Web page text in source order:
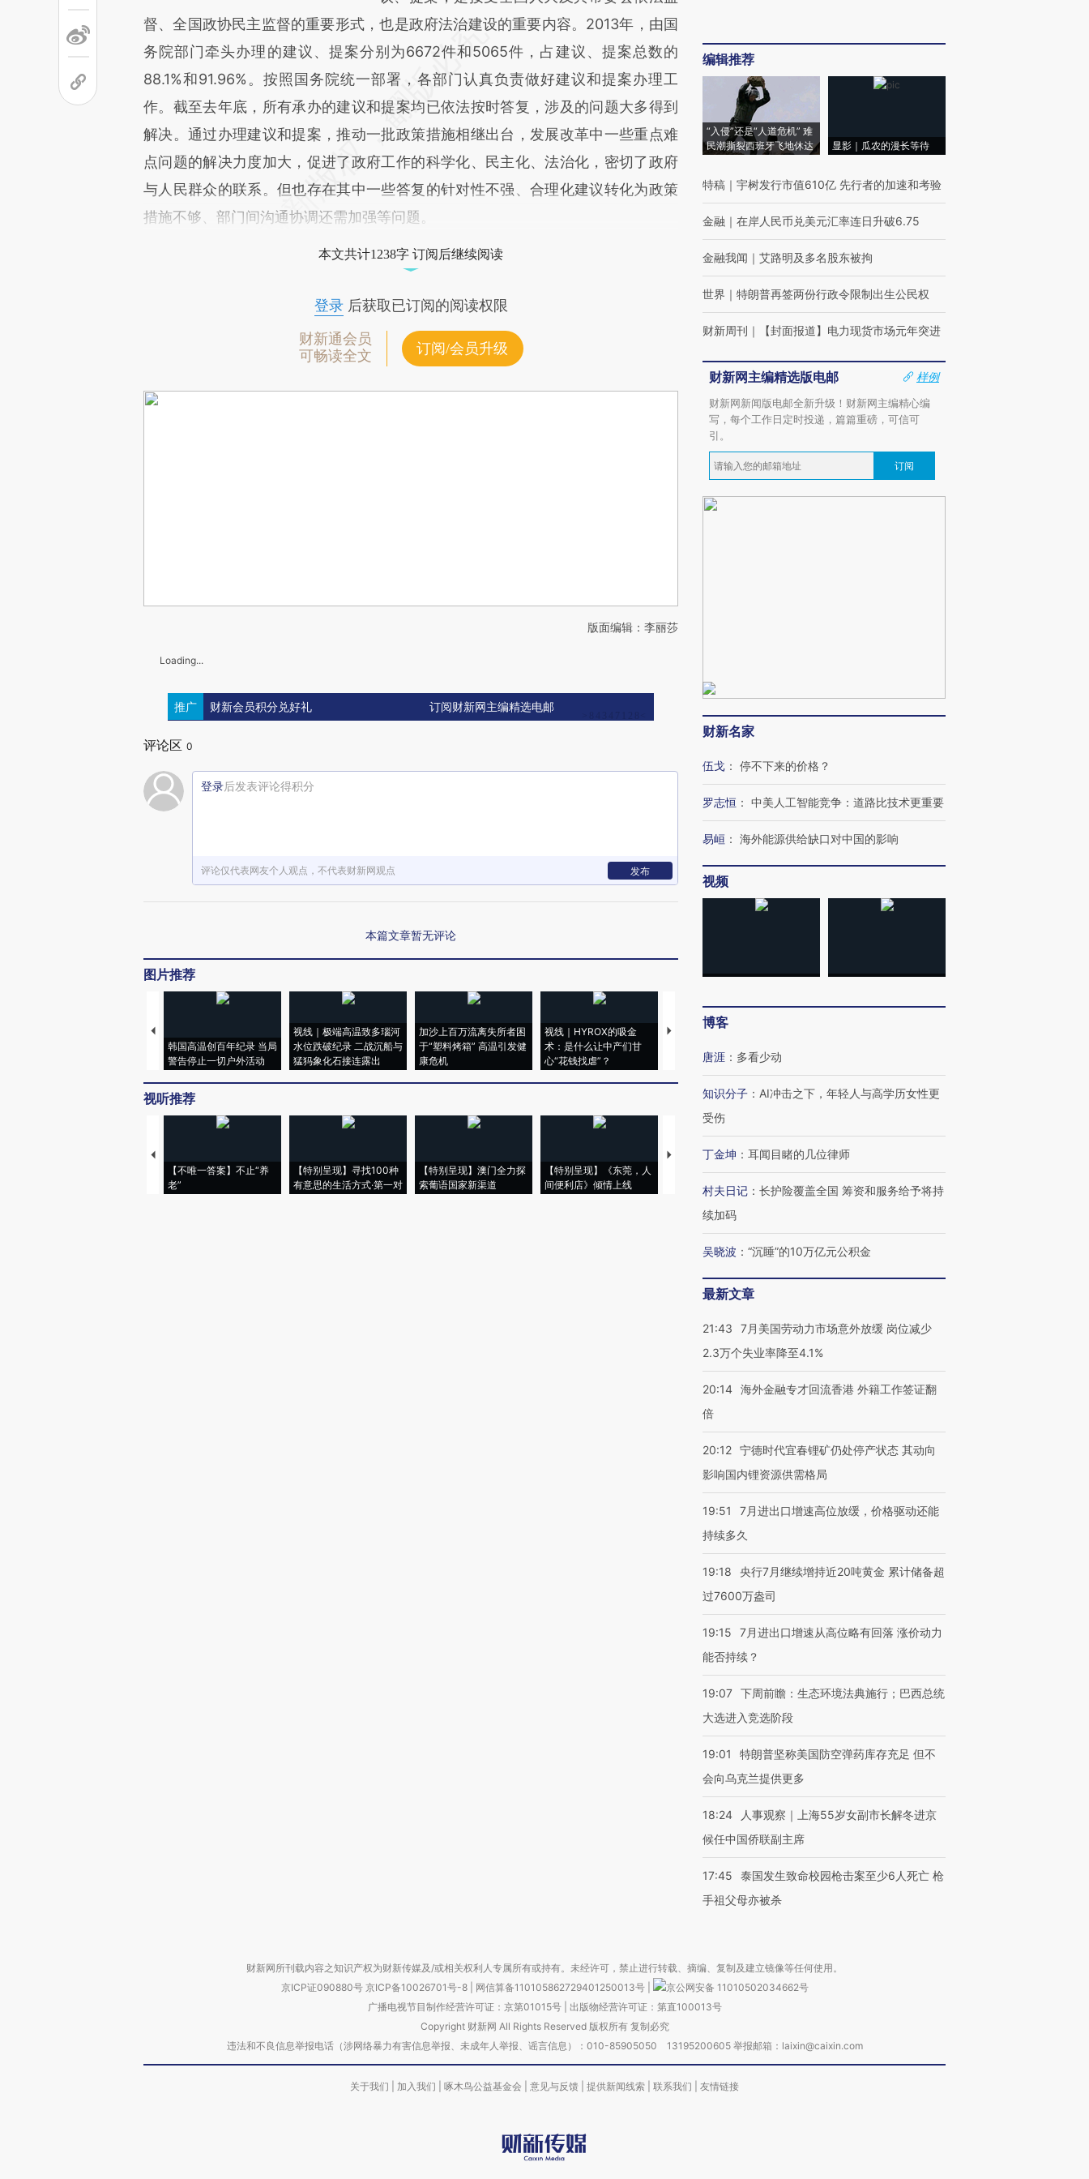
督、全国政协民主监督的重要形式，也是政府法治建设的重要内容。2013年，由国
务院部门牵头办理的建议、提案分别为6672件和5065件，占建议、提案总数的
88.1%和91.96%。按照国务院统一部署，各部门认真负责做好建议和提案办理工
作。截至去年底，所有承办的建议和提案均已依法按时答复，涉及的问题大多得到
解决。通过办理建议和提案，推动一批政策措施相继出台，发展改革中一些重点难
点问题的解决力度加大，促进了政府工作的科学化、民主化、法治化，密切了政府
与人民群众的联系。但也存在其中一些答复的针对性不强、合理化建议转化为政策
措施不够、部门间沟通协调还需加强等问题。
本文共计1238字 订阅后继续阅读
登录后获取已订阅的阅读权限
财新通会员
可畅读全文
订阅/会员升级
版面编辑：李丽莎
Loading...
推广 财新会员积分兑好礼 订阅财新网主编精选电邮
评论区 0
登录后发表评论得积分
评论仅代表网友个人观点，不代表财新网观点 发布
本篇文章暂无评论
图片推荐
韩国高温创百年纪录 当局
警告停止一切户外活动
视线｜极端高温致多瑙河
水位跌破纪录 二战沉船与
猛犸象化石接连露出
加沙上百万流离失所者困
于“塑料烤箱” 高温引发健
康危机
视线｜HYROX的吸金
术：是什么让中产们甘
心“花钱找虐”？
马航飞行员跨国走私7万
视听推荐
【不唯一答案】不止“养
老”
【特别呈现】寻找100种
有意思的生活方式·第一对
【特别呈现】澳门全力探
索葡语国家新渠道
【特别呈现】《东莞，人
间便利店》倾情上线
【推广】走进第四届链博
会，让数智科技“链”接产
【特别呈现】寻找100种
有意思的生活方式·第三对
CFO：不靠规模取胜，华
住三大增长引擎是什么？
编辑推荐
“入侵”还是“人道危机” 难
民潮撕裂西班牙飞地休达
显影｜瓜农的漫长等待
特稿 ｜ 宇树发行市值610亿 先行者的加速和考验
金融 ｜ 在岸人民币兑美元汇率连日升破6.75
金融我闻 ｜ 艾路明及多名股东被拘
世界 ｜ 特朗普再签两份行政令限制出生公民权
财新周刊 ｜ 【封面报道】电力现货市场元年突进
财新网主编精选版电邮
样例
财新网新闻版电邮全新升级！财新网主编精心编
写，每个工作日定时投递，篇篇重磅，可信可
引。
订阅
财新名家
伍戈 ： 停不下来的价格？
罗志恒 ： 中美人工智能竞争：道路比技术更重要
易峘 ： 海外能源供给缺口对中国的影响
视频
博客
唐涯 ： 多看少动
知识分子 ： AI冲击之下，年轻人与高学历女性更
受伤
丁金坤 ： 耳闻目睹的几位律师
村夫日记 ： 长护险覆盖全国 筹资和服务给予将持
续加码
吴晓波 ： “沉睡”的10万亿元公积金
最新文章
21:43
7月美国劳动力市场意外放缓 岗位减少
2.3万个失业率降至4.1%
20:14 海外金融专才回流香港 外籍工作签证翻
倍
20:12 宁德时代宜春锂矿仍处停产状态 其动向
影响国内锂资源供需格局
19:51
7月进出口增速高位放缓，价格驱动还能
持续多久
19:18
央行7月继续增持近20吨黄金 累计储备超
过7600万盎司
19:15
7月进出口增速从高位略有回落 涨价动力
能否持续？
19:07 下周前瞻：生态环境法典施行；巴西总统
大选进入竞选阶段
19:01
特朗普坚称美国防空弹药库存充足 但不
会向乌克兰提供更多
18:24
人事观察｜上海55岁女副市长解冬进京
候任中国侨联副主席
17:45
泰国发生致命校园枪击案至少6人死亡 枪
手祖父母亦被杀
财新网所刊载内容之知识产权为财新传媒及/或相关权利人专属所有或持有。未经许可，禁止进行转载、摘编、复制及建立镜像等任何使用。
京ICP证090880号 京ICP备10026701号-8 网信算备110105862729401250013号
京公网安备 11010502034662号
广播电视节目制作经营许可证：京第01015号| 出版物经营许可证：第直100013号
Copyright 财新网 All Rights Reserved 版权所有 复制必究
违法和不良信息举报电话（涉网络暴力有害信息举报、未成年人举报、谣言信息）：010-85905050 13195200605 举报邮箱：laixin@caixin.com
关于我们 加入我们 啄木鸟公益基金会 意见与反馈 提供新闻线索 联系我们 友情链接